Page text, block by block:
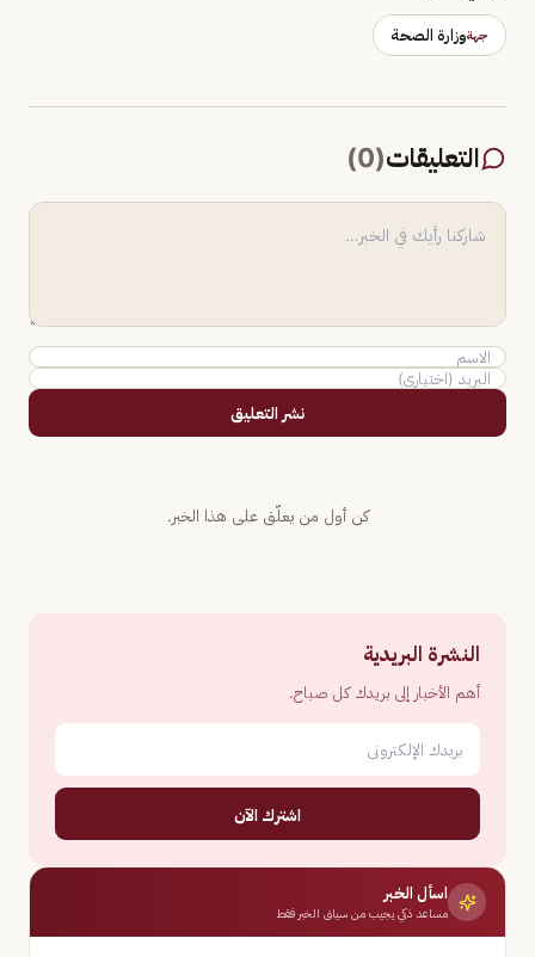
جهةوزارة الصحة
التعليقات(
0
)
نشر التعليق
كن أول من يعلّق على هذا الخبر.
النشرة البريدية
أهم الأخبار إلى بريدك كل صباح.
اشترك الآن
اسأل الخبر
مساعد ذكي يجيب من سياق الخبر فقط